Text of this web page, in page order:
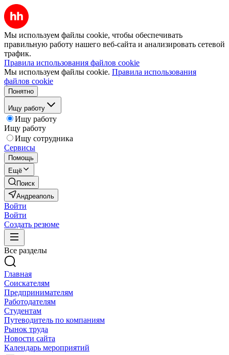
Мы используем файлы cookie, чтобы обеспечивать
правильную работу нашего веб-сайта и анализировать сетевой
трафик.
Правила использования файлов cookie
Мы используем файлы cookie. Правила использования
файлов cookie
Понятно
Ищу работу
Ищу работу
Ищу работу
Ищу сотрудника
Сервисы
Помощь
Ещё
Поиск
Андреаполь
Войти
Войти
Создать резюме
Все разделы
Главная
Соискателям
Предпринимателям
Работодателям
Студентам
Путеводитель по компаниям
Рынок труда
Новости сайта
Календарь мероприятий